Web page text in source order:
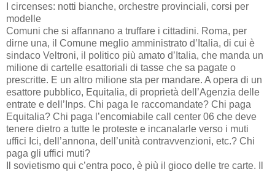
I circenses: notti bianche, orchestre provinciali, corsi per
modelle
Comuni che si affannano a truffare i cittadini. Roma, per
dirne una, il Comune meglio amministrato d’Italia, di cui è
sindaco Veltroni, il politico più amato d’Italia, che manda un
milione di cartelle esattoriali di tasse che sa pagate o
prescritte. E un altro milione sta per mandare. A opera di un
esattore pubblico, Equitalia, di proprietà dell’Agenzia delle
entrate e dell’Inps. Chi paga le raccomandate? Chi paga
Equitalia? Chi paga l’encomiabile call center 06 che deve
tenere dietro a tutte le proteste e incanalarle verso i muti
uffici Ici, dell’annona, dell’unità contravvenzioni, etc.? Chi
paga gli uffici muti?
Il sovietismo qui c’entra poco, è più il gioco delle tre carte. Il